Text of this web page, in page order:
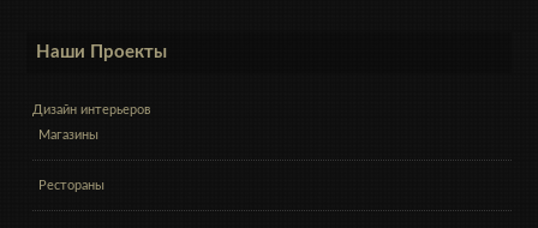
Наши Проекты
Дизайн интерьеров
Магазины
Рестораны